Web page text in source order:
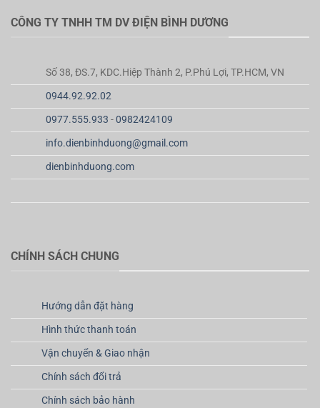
CÔNG TY TNHH TM DV ĐIỆN BÌNH DƯƠNG
Số 38, ĐS.7, KDC.Hiệp Thành 2, P.Phú Lợi, TP.HCM, VN
0944.92.92.02
0977.555.933 -0982424109
info.dienbinhduong@gmail.com
dienbinhduong.com
CHÍNH SÁCH CHUNG
Hướng dẫn đặt hàng
Hình thức thanh toán
Vận chuyển & Giao nhận
Chính sách đổi trả
Chính sách bảo hành